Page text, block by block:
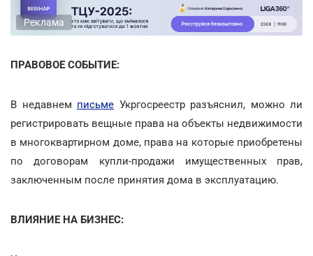
Реклама
ПРАВОВОЕ СОБЫТИЕ:
В недавнем письме Укргосреестр разъяснил, можно ли
регистрировать вещные права на объекты недвижимости
в многоквартирном доме, права на которые приобретены
по договорам купли-продажи имущественных прав,
заключенным после принятия дома в эксплуатацию.
ВЛИЯНИЕ НА БИЗНЕС: